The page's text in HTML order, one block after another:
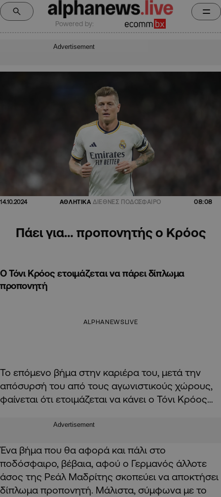
Powered by:
Advertisement
14.10.2024 ΑΘΛΗΤΙΚΑ ΔΙΕΘΝΕΣ ΠΟΔΟΣΦΑΙΡΟ 08:08
Πάει για… προπονητής ο Κρόος
Ο Τόνι Κρόος ετοιμάζεται να πάρει δίπλωμα
προπονητή
ALPHANEWSLIVE
Το επόμενο βήμα στην καριέρα του, μετά την
απόσυρσή του από τους αγωνιστικούς χώρους,
φαίνεται ότι ετοιμάζεται να κάνει ο Τόνι Κρόος…
Advertisement
Ένα βήμα που θα αφορά και πάλι στο
ποδόσφαιρο, βέβαια, αφού ο Γερμανός άλλοτε
άσος της Ρεάλ Μαδρίτης σκοπεύει να αποκτήσει
δίπλωμα προπονητή. Μάλιστα, σύμφωνα με το